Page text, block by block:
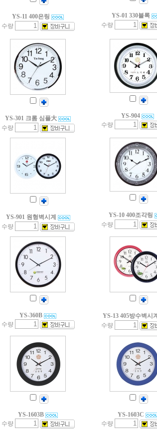
YS-11 400은링
수량
YS-01 330블록
수량
YS-301 크롬 심플大
수량
YS-904
수량
YS-901 원형벽시계
수량
YS-10 400조각링
수량
YS-360B
수량
YS-13 405방수벽시계
수량
YS-1603B
수량
YS-1603C
수량